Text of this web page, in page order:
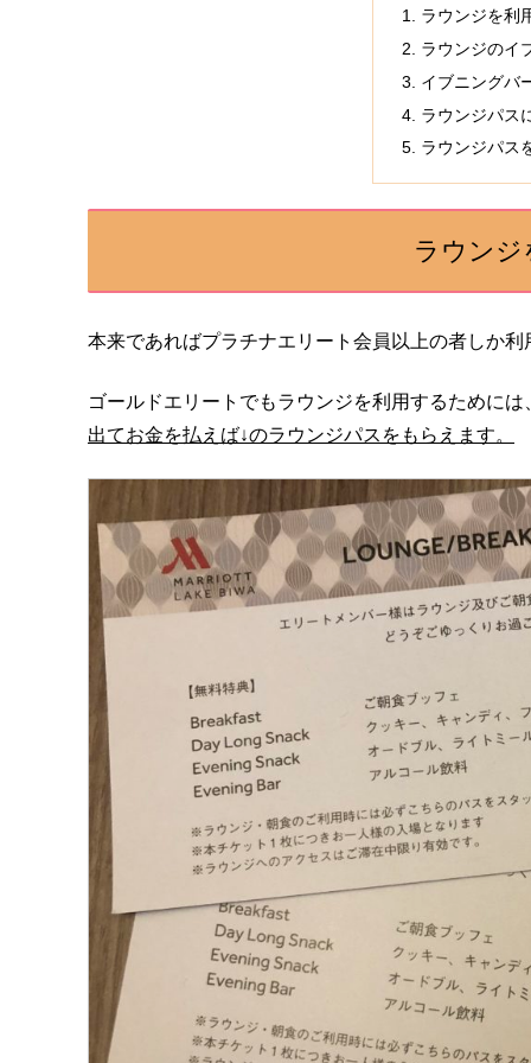
ラウンジを利
ラウンジのイ
イブニングバ
ラウンジパス
ラウンジパス
ラウンジ
本来であればプラチナエリート会員以上の者しか
ゴールドエリートでもラウンジを利用するためには
出てお金を払えば↓のラウンジパスをもらえます。